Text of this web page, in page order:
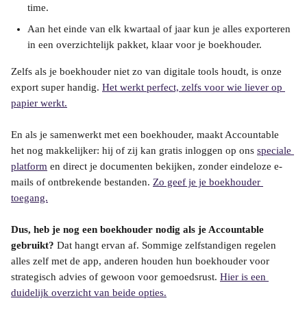
time.
Aan het einde van elk kwartaal of jaar kun je alles exporteren
in een overzichtelijk pakket, klaar voor je boekhouder.
Zelfs als je boekhouder niet zo van digitale tools houdt, is onze
export super handig. Het werkt perfect, zelfs voor wie liever op
papier werkt.
En als je samenwerkt met een boekhouder, maakt Accountable
het nog makkelijker: hij of zij kan gratis inloggen op ons speciale
platform en direct je documenten bekijken, zonder eindeloze e-
mails of ontbrekende bestanden. Zo geef je je boekhouder
toegang.
Dus, heb je nog een boekhouder nodig als je Accountable
gebruikt? Dat hangt ervan af. Sommige zelfstandigen regelen
alles zelf met de app, anderen houden hun boekhouder voor
strategisch advies of gewoon voor gemoedsrust. Hier is een
duidelijk overzicht van beide opties.